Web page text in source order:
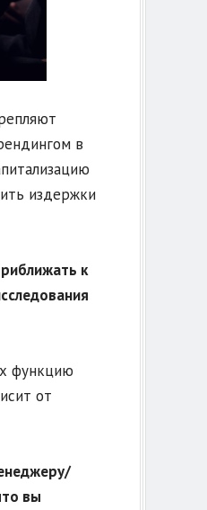
в
издержки
к
функцию
от
вы